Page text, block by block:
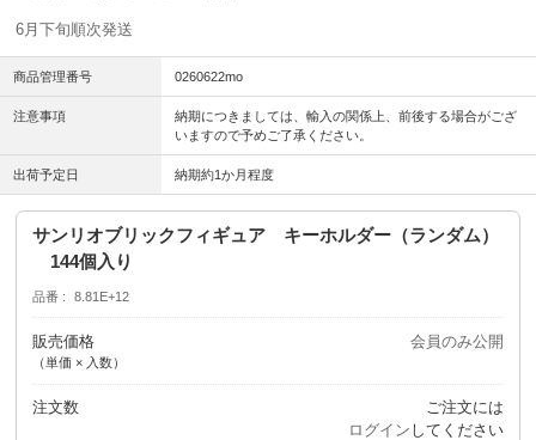
6月下旬順次発送
商品管理番号 0260622mo
注意事項
納期につきましては、輸入の関係上、前後する場合がござ
いますので予めご了承ください。
出荷予定日 納期約1か月程度
サンリオブリックフィギュア キーホルダー（ランダム）
144個入り
品番 8.81E+12
販売価格
（単価 × 入数）
会員のみ公開
注文数
ご注文には
ログイン してください